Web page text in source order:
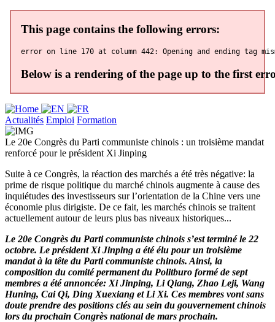
Actualités Emploi Formation
Le 20e Congrès du Parti communiste chinois : un troisième mandat
renforcé pour le président Xi Jinping
Suite à ce Congrès, la réaction des marchés a été très négative: la
prime de risque politique du marché chinois augmente à cause des
inquiétudes des investisseurs sur l’orientation de la Chine vers une
économie plus dirigiste. De ce fait, les marchés chinois se traitent
actuellement autour de leurs plus bas niveaux historiques...
Le 20e Congrès du Parti communiste chinois s’est terminé le 22
octobre. Le président Xi Jinping a été élu pour un troisième
mandat à la tête du Parti communiste chinois. Ainsi, la
composition du comité permanent du Politburo formé de sept
membres a été annoncée: Xi Jinping, Li Qiang, Zhao Leji, Wang
Huning, Cai Qi, Ding Xuexiang et Li Xi. Ces membres vont sans
doute prendre des positions clés au sein du gouvernement chinois
lors du prochain Congrès national de mars prochain.